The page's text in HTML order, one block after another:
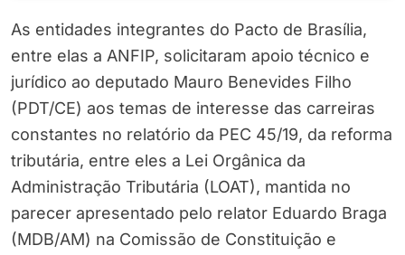
As entidades integrantes do Pacto de Brasília,
entre elas a ANFIP, solicitaram apoio técnico e
jurídico ao deputado Mauro Benevides Filho
(PDT/CE) aos temas de interesse das carreiras
constantes no relatório da PEC 45/19, da reforma
tributária, entre eles a Lei Orgânica da
Administração Tributária (LOAT), mantida no
parecer apresentado pelo relator Eduardo Braga
(MDB/AM) na Comissão de Constituição e